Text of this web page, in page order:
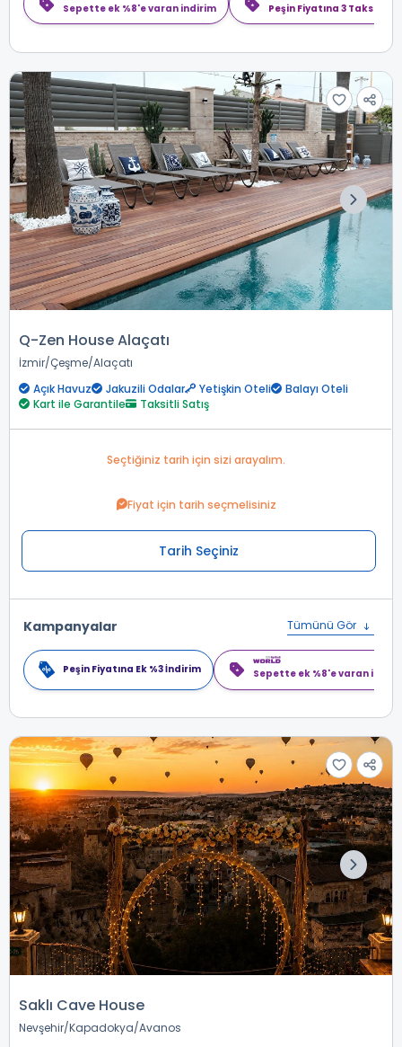
Sepette ek %8'e varan indirim Peşin Fiyatına 3 Taksit
Q-Zen House Alaçatı
İzmir Çeşme Alaçatı
Açık Havuz
Jakuzili Odalar Yetişkin Oteli
Balayı Oteli
Kart ile Garantile
Taksitli Satış
Seçtiğiniz tarih için sizi arayalım.
Fiyat için tarih seçmelisiniz
Tarih Seçiniz
Kampanyalar Tümünü Gör
Peşin Fiyatına Ek %3 İndirim Sepette ek %8'e varan
Saklı Cave House
Nevşehir Kapadokya Avanos